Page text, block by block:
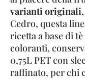
varianti originali
Cedro, questa
ricetta a base di
coloranti,
0,75L PET con
raffinato, per chi